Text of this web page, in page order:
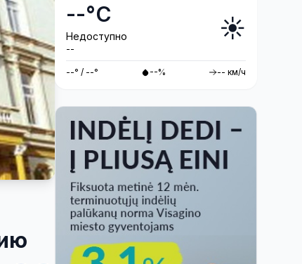
--°C
Недоступно
--
☀️
--° / --° --% -- км/ч